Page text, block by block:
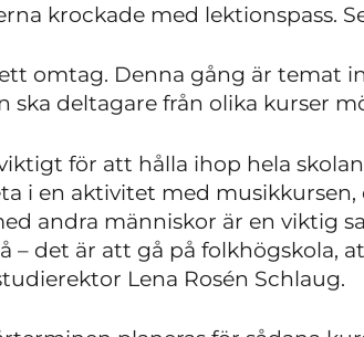
krockade med lektionspass.
omtag. Denna gång är temat
ska deltagare från olika kurser
för att hålla ihop hela
i en aktivitet med
andra människor är en viktig
– det är att gå på folkhögskola,
Lena Rosén Schlaug.